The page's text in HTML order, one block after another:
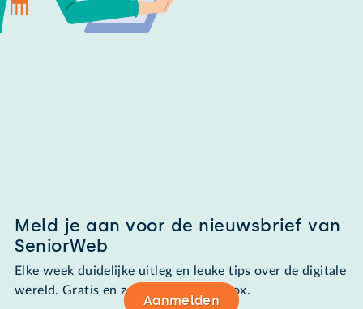
Meld je aan voor de nieuwsbrief van
SeniorWeb
Elke week duidelijke uitleg en leuke tips over de digitale
wereld. Gratis en zomaar in de mailbox.
Aanmelden